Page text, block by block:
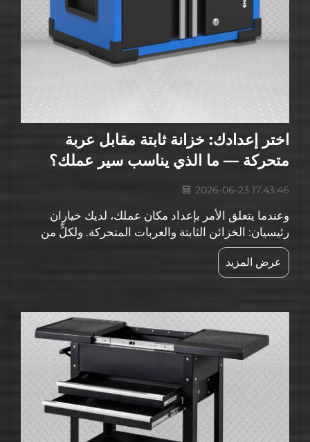
اختر إعدادك: خزانة ثابتة مقابل عربة
متحركة — ما الذي يناسب سير عملك؟
2026-06-23 17:43:46
وعندما يتعلق الأمر بإعداد مكان عملك، لديك خياران
رئيسيان: الخزائن الثابتة والعربات المتحركة. ولكلٍّ من
هذين الخيارين مزايا وعيوبه. فالخزائن الثابتة متينة وآمنة؛
فهي لا تتحرك، وبالتالي تبقى جميع الأدوات التي
تستخدمها في أماكنها دائمًا...
عرض المزيد